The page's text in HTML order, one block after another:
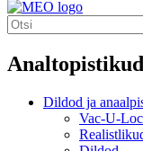
Analtopistikud
Dildod ja
Vac-U-